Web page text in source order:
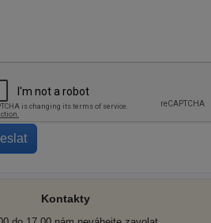
Kontakty